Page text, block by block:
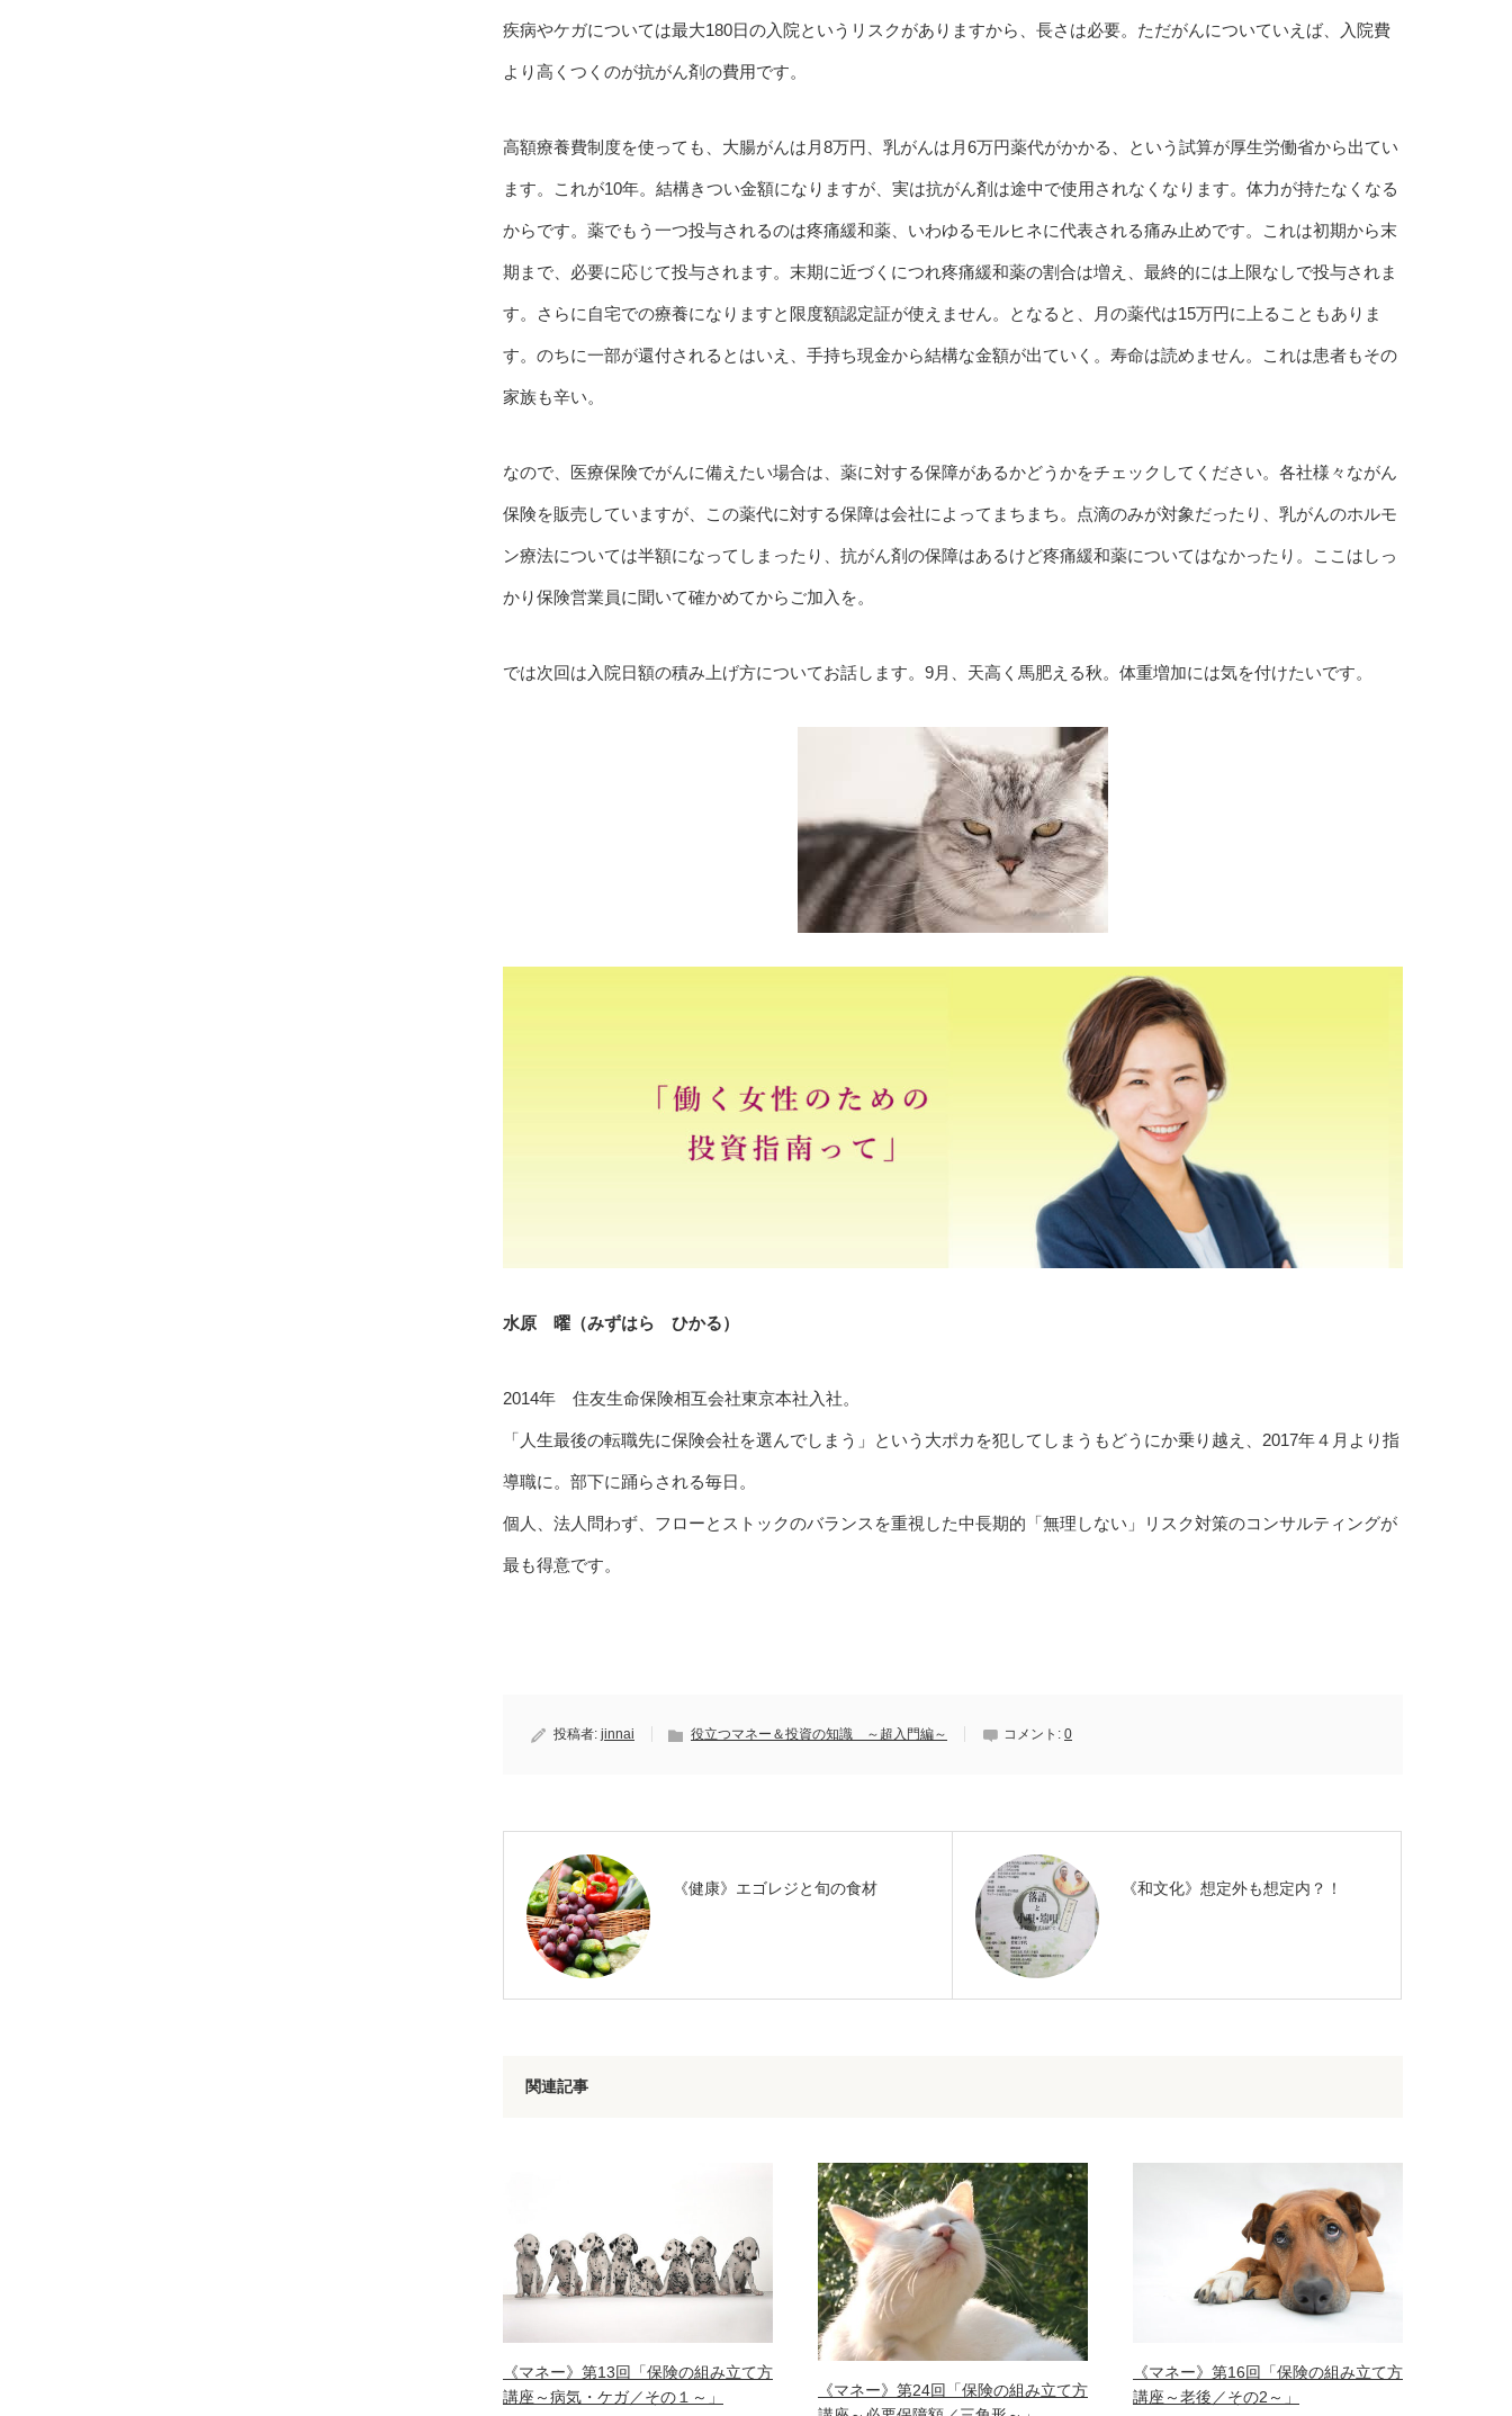
疾病やケガについては最大180日の入院というリスクがありますから、長さは必要。ただがんについていえば、入院費
より高くつくのが抗がん剤の費用です。
高額療養費制度を使っても、大腸がんは月8万円、乳がんは月6万円薬代がかかる、という試算が厚生労働省から出てい
ます。これが10年。結構きつい金額になりますが、実は抗がん剤は途中で使用されなくなります。体力が持たなくなる
からです。薬でもう一つ投与されるのは疼痛緩和薬、いわゆるモルヒネに代表される痛み止めです。これは初期から末
期まで、必要に応じて投与されます。末期に近づくにつれ疼痛緩和薬の割合は増え、最終的には上限なしで投与されま
す。さらに自宅での療養になりますと限度額認定証が使えません。となると、月の薬代は15万円に上ることもありま
す。のちに一部が還付されるとはいえ、手持ち現金から結構な金額が出ていく。寿命は読めません。これは患者もその
家族も辛い。
なので、医療保険でがんに備えたい場合は、薬に対する保障があるかどうかをチェックしてください。各社様々ながん
保険を販売していますが、この薬代に対する保障は会社によってまちまち。点滴のみが対象だったり、乳がんのホルモ
ン療法については半額になってしまったり、抗がん剤の保障はあるけど疼痛緩和薬についてはなかったり。ここはしっ
かり保険営業員に聞いて確かめてからご加入を。
では次回は入院日額の積み上げ方についてお話します。9月、天高く馬肥える秋。体重増加には気を付けたいです。
水原 曜（みずはら ひかる）
2014年 住友生命保険相互会社東京本社入社。
「人生最後の転職先に保険会社を選んでしまう」という大ポカを犯してしまうもどうにか乗り越え、2017年４月より指
導職に。部下に踊らされる毎日。
個人、法人問わず、フローとストックのバランスを重視した中長期的「無理しない」リスク対策のコンサルティングが
最も得意です。
投稿者: jinnai 役立つマネー＆投資の知識 ～超入門編～ コメント: 0
《健康》エゴレジと旬の食材 《和文化》想定外も想定内？！
関連記事
《マネー》第13回「保険の組み立て方
講座～病気・ケガ／その１～」
《マネー》第24回「保険の組み立て方
《マネー》第16回「保険の組み立て方
講座～老後／その2～」